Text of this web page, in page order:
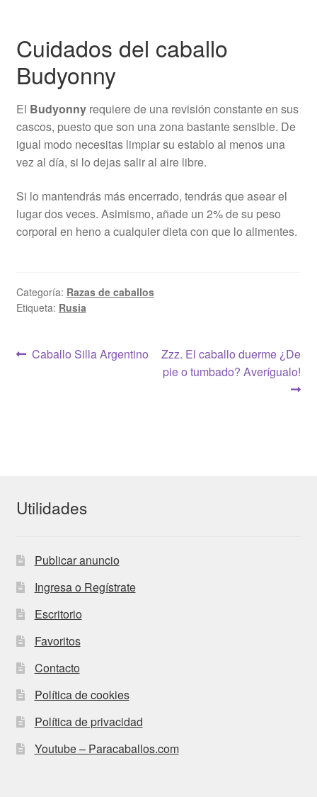
Cuidados del caballo
Budyonny
El Budyonnyrequiere de una revisión constante en sus
cascos, puesto que son una zona bastante sensible. De
igual modo necesitas limpiar su establo al menos una
vez al día, si lo dejas salir al aire libre.
Si lo mantendrás más encerrado, tendrás que asear el
lugar dos veces. Asimismo, añade un 2% de su peso
corporal en heno a cualquier dieta con que lo alimentes.
Categoría: Razas de caballos
Etiqueta: Rusia
Navegación
Anterior:
Caballo Silla Argentino Siguiente:
Zzz. El caballo duerme ¿De
pie o tumbado? Averígualo!
Utilidades
Publicar anuncio
Ingresa o Regístrate
Escritorio
Favoritos
Contacto
Política de cookies
Política de privacidad
Youtube – Paracaballos.com